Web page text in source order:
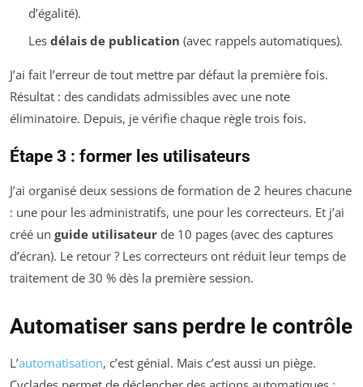
d’égalité).
Les délais de publication (avec rappels automatiques).
J’ai fait l’erreur de tout mettre par défaut la première fois.
Résultat : des candidats admissibles avec une note
éliminatoire. Depuis, je vérifie chaque règle trois fois.
Étape 3 : former les utilisateurs
J’ai organisé deux sessions de formation de 2 heures chacune
: une pour les administratifs, une pour les correcteurs. Et j’ai
créé un guide utilisateur de 10 pages (avec des captures
d’écran). Le retour ? Les correcteurs ont réduit leur temps de
traitement de 30 % dès la première session.
Automatiser sans perdre le contrôle
L’automatisation, c’est génial. Mais c’est aussi un piège.